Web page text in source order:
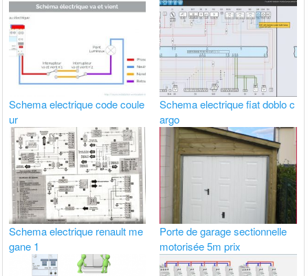
Schema electrique code coule
ur
Schema electrique fiat doblo c
argo
Schema electrique renault me
gane 1
Porte de garage sectionnelle
motorisée 5m prix